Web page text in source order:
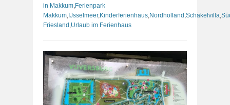
in Makkum Ferienpark
Makkum IJsselmeer, Kinderferienhaus Nordholland Schakelvilla
Friesland Urlaub im Ferienhaus